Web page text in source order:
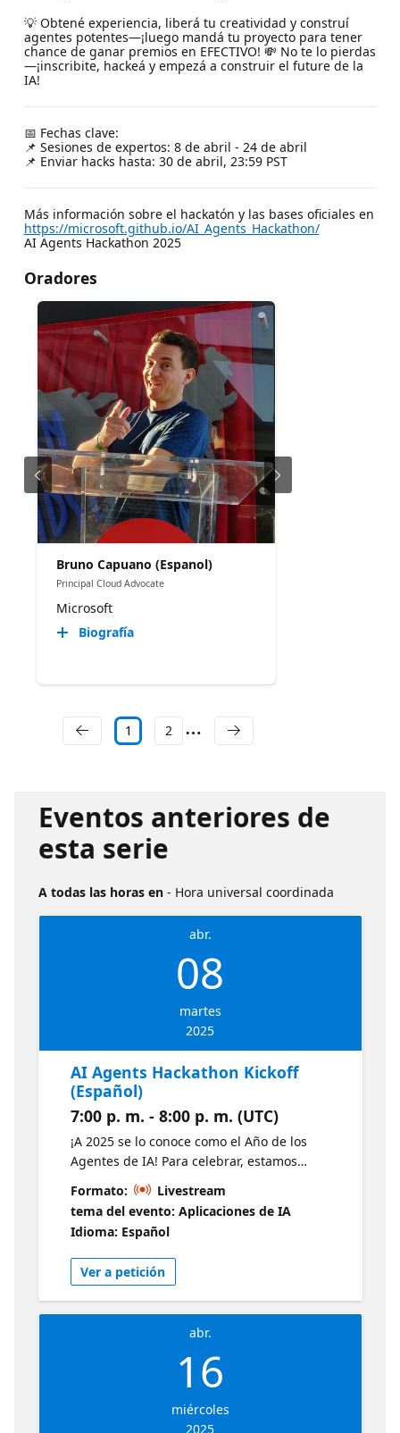
💡 Obtené experiencia, liberá tu creatividad y construí
agentes potentes—¡luego mandá tu proyecto para tener
chance de ganar premios en EFECTIVO! 💸 No te lo pierdas
—¡inscribite, hackeá y empezá a construir el future de la
IA!
📅 Fechas clave:
📌 Sesiones de expertos: 8 de abril - 24 de abril
📌 Enviar hacks hasta: 30 de abril, 23:59 PST
Más información sobre el hackatón y las bases oficiales en
https://microsoft.github.io/AI_Agents_Hackathon/
AI Agents Hackathon 2025
Oradores
Bruno Capuano (Espanol)
Principal Cloud Advocate
Microsoft
Biografía
1 2
Eventos anteriores de
esta serie
A todas las horas en - Hora universal coordinada
abr.
08
martes
2025
AI Agents Hackathon Kickoff
(Español)
7:00 p. m. - 8:00 p. m. (UTC)
¡A 2025 se lo conoce como el Año de los
Agentes de IA! Para celebrar, estamos
organizando un hackathon lleno de sesiones
con expertos sobre cómo construir Agentes
de IA. En esta sesión inicial, daremos una
visión general de todas las formas de
construir Agentes de IA, examinaremos los
casos de uso clave, veremos las
herramientas y técnicas disponibles, y
tendremos demos de nuestros agentes
favoritos funcionando en vivo.
Formato:
Livestream
tema del evento: Aplicaciones de IA
Idioma: Español
Ver a petición
abr.
16
miércoles
2025